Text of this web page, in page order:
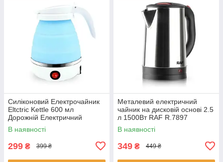
Силіконовий Електрочайник
Eltctric Kettle 600 мл
Дорожній Електричний
Чайник Блакитний
В наявності
299 ₴ 399 ₴
Металевий електричний
чайник на дисковій основі 2.5
л 1500Вт RAF R.7897
Кухонний чайник
В наявності
349 ₴ 449 ₴